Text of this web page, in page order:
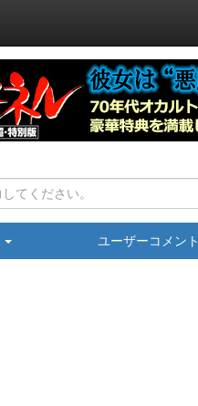
ユーザーコメント